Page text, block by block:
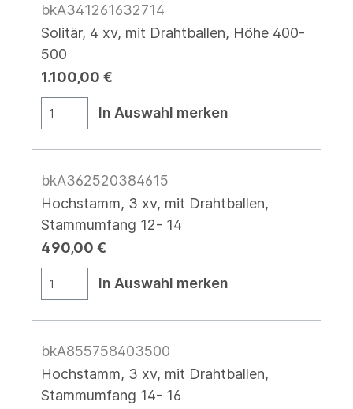
bkA341261632714
Solitär, 4 xv, mit Drahtballen, Höhe 400-
500
1.100,00 €
In Auswahl merken
bkA362520384615
Hochstamm, 3 xv, mit Drahtballen,
Stammumfang 12- 14
490,00 €
In Auswahl merken
bkA855758403500
Hochstamm, 3 xv, mit Drahtballen,
Stammumfang 14- 16